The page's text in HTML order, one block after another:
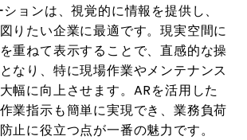
ョンは、視覚的に情報を提供し、
りたい企業に最適です。現実空間に
重ねて表示することで、直感的な操
なり、特に現場作業やメンテナンス
幅に向上させます。ARを活用した
業指示も簡単に実現でき、業務負荷
止に役立つ点が一番の魅力です。